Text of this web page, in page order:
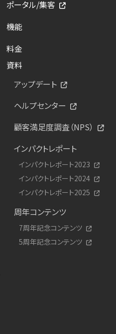
ポータル/集客
機能
料金
資料
アップデート
ヘルプセンター
顧客満足度調査（NPS）
インパクトレポート
インパクトレポート2023
インパクトレポート2024
インパクトレポート2025
周年コンテンツ
7周年記念コンテンツ
5周年記念コンテンツ